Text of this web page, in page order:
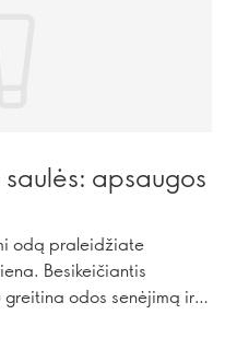
apsaugos
odą praleidžiate
Besikeičiantis
odos senėjimą ir
apsaugos nuo saulės